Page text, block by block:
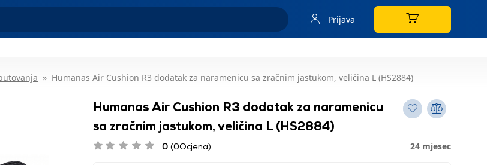
Prijava
Humanas Air Cushion R3 dodatak za naramenicu sa zračnim jastukom, veličina L (HS2884)
Humanas Air Cushion R3 dodatak za naramenicu
sa zračnim jastukom, veličina L (HS2884)
0 (0Ocjena) 24 mjesec